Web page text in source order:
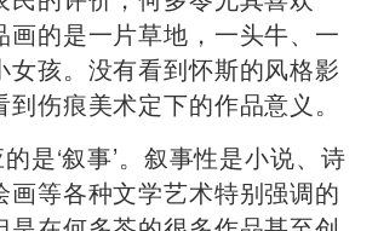
的是一片草地，一头牛、一
女孩。没有看到怀斯的风格影
伤痕美术定下的作品意义。
是‘叙事’。叙事性是小说、诗
画等各种文学艺术特别强调的